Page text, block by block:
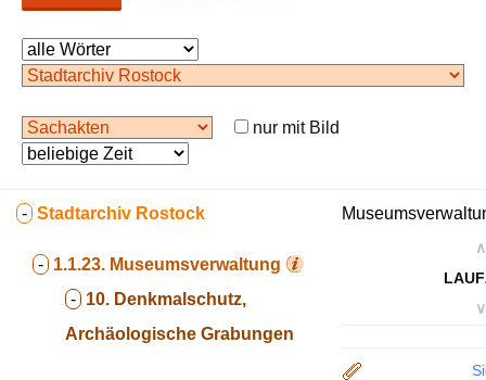
nur mit Bild
- Stadtarchiv Rostock
- 1.1.23. Museumsverwaltung
- 10. Denkmalschutz,
Archäologische Grabungen
∧
∨